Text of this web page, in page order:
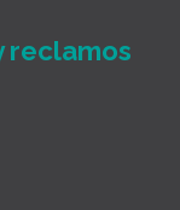
reclamos